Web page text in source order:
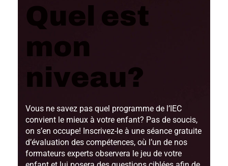
Quel est
mon
niveau?
Vous ne savez pas quel programme de l’IEC
convient le mieux à votre enfant? Pas de soucis,
on s’en occupe! Inscrivez-le à une séance gratuite
d’évaluation des compétences, où l’un de nos
formateurs experts observera le jeu de votre